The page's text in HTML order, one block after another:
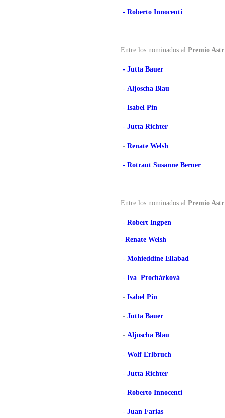
- Roberto Innocenti
Entre los nominados al Premio
- Jutta Bauer
- Aljoscha Blau
- Isabel Pin
- Jutta Richter
- Renate Welsh
- Rotraut Susanne Berner
Entre los nominados al Premio
- Robert Ingpen
- Renate Welsh
- Mohieddine Ellabad
- Iva Procházková
- Isabel Pin
- Jutta Bauer
- Aljoscha Blau
- Wolf Erlbruch
- Jutta Richter
- Roberto Innocenti
- Juan Farias